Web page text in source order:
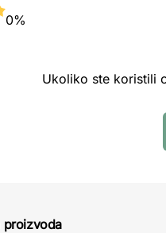
0%
Ukoliko ste koristili
proizvoda